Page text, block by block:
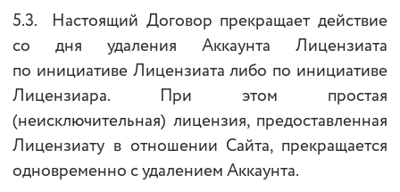
5.3. Настоящий Договор прекращает действие
со дня удаления Аккаунта Лицензиата
по инициативе Лицензиата либо по инициативе
Лицензиара. При этом простая
(неисключительная) лицензия, предоставленная
Лицензиату в отношении Сайта, прекращается
одновременно с удалением Аккаунта.